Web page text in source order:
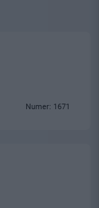
Numer: 1671